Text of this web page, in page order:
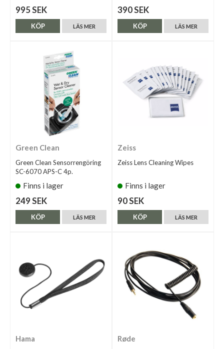
995 SEK
LÄS MER
KÖP
390 SEK
LÄS MER
KÖP
Green Clean
Green Clean Sensorrengöring
SC-6070 APS-C 4p.
Finns i lager
249 SEK
LÄS MER
KÖP
Zeiss
Zeiss Lens Cleaning Wipes
Finns i lager
90 SEK
LÄS MER
KÖP
Hama Røde